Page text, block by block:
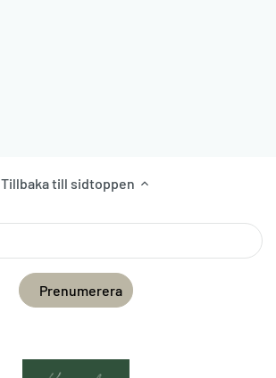
Tillbaka till sidtoppen